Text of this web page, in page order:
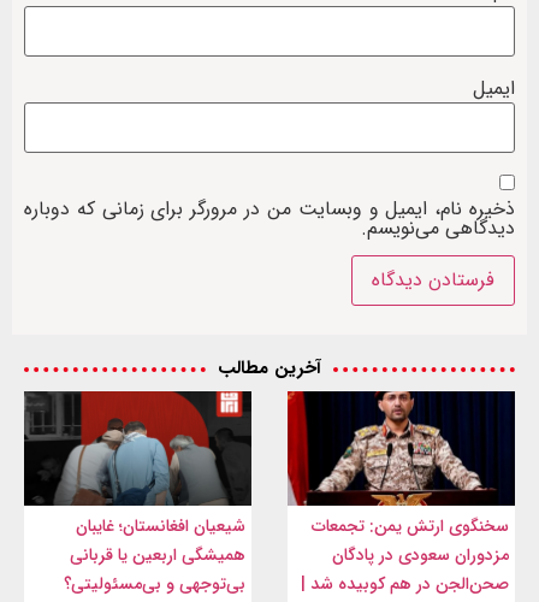
ایمیل
ذخیره نام، ایمیل و وبسایت من در مرورگر برای زمانی که دوباره
دیدگاهی می‌نویسم.
آخرین مطالب
سخنگوی ارتش یمن: تجمعات
مزدوران سعودی در پادگان
صحن‌الجن در هم کوبیده شد |
شیعیان افغانستان؛ غایبان
همیشگی اربعین یا قربانی
بی‌توجهی و بی‌مسئولیتی؟